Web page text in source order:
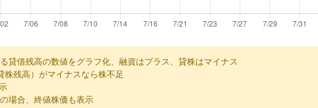
貸借残高の数値をグラフ化、融資はプラス、貸株はマイナス
株残高）がマイナスなら株不足
場合、終値株価も表示